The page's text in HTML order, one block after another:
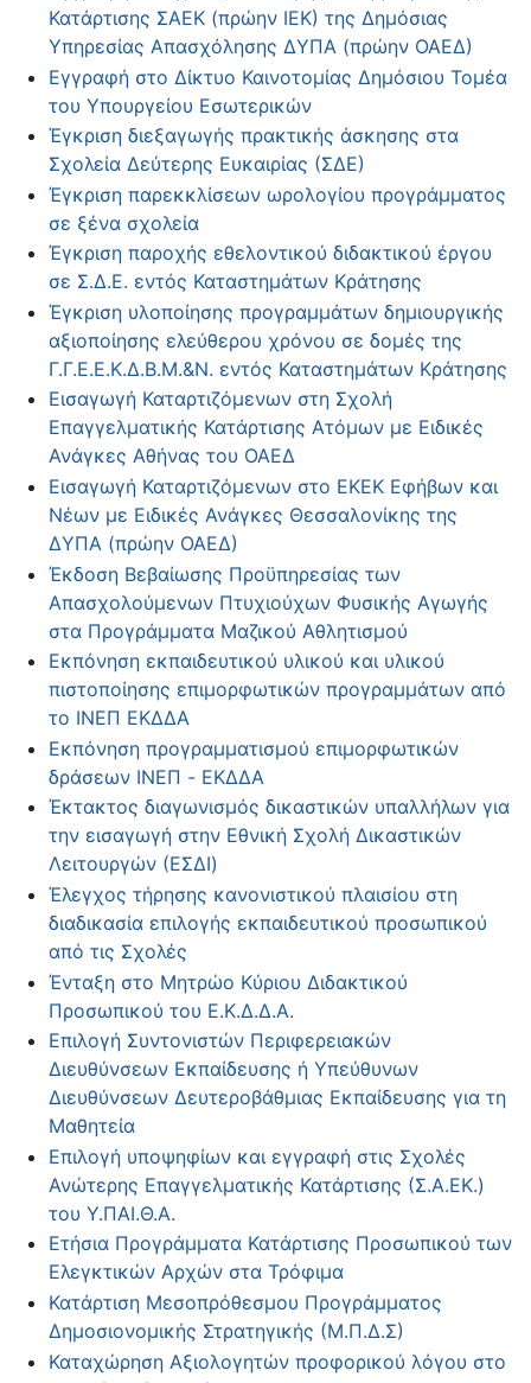
Κατάρτισης ΣΑΕΚ (πρώην ΙΕΚ) της Δημόσιας
Υπηρεσίας Απασχόλησης ΔΥΠΑ (πρώην ΟΑΕΔ)
Εγγραφή στο Δίκτυο Καινοτομίας Δημόσιου Τομέα
του Υπουργείου Εσωτερικών
Έγκριση διεξαγωγής πρακτικής άσκησης στα
Σχολεία Δεύτερης Ευκαιρίας (ΣΔΕ)
Έγκριση παρεκκλίσεων ωρολογίου προγράμματος
σε ξένα σχολεία
Έγκριση παροχής εθελοντικού διδακτικού έργου
σε Σ.Δ.Ε. εντός Καταστημάτων Κράτησης
Έγκριση υλοποίησης προγραμμάτων δημιουργικής
αξιοποίησης ελεύθερου χρόνου σε δομές της
Γ.Γ.Ε.Ε.Κ.Δ.Β.Μ.&Ν. εντός Καταστημάτων Κράτησης
Εισαγωγή Καταρτιζόμενων στη Σχολή
Επαγγελματικής Κατάρτισης Ατόμων με Ειδικές
Ανάγκες Αθήνας του ΟΑΕΔ
Εισαγωγή Καταρτιζόμενων στο ΕΚΕΚ Εφήβων και
Νέων με Ειδικές Ανάγκες Θεσσαλονίκης της
ΔΥΠΑ (πρώην ΟΑΕΔ)
Έκδοση Βεβαίωσης Προϋπηρεσίας των
Απασχολούμενων Πτυχιούχων Φυσικής Αγωγής
στα Προγράμματα Μαζικού Αθλητισμού
Εκπόνηση εκπαιδευτικού υλικού και υλικού
πιστοποίησης επιμορφωτικών προγραμμάτων από
το ΙΝΕΠ ΕΚΔΔΑ
Εκπόνηση προγραμματισμού επιμορφωτικών
δράσεων ΙΝΕΠ - ΕΚΔΔΑ
Έκτακτος διαγωνισμός δικαστικών υπαλλήλων για
την εισαγωγή στην Εθνική Σχολή Δικαστικών
Λειτουργών (ΕΣΔΙ)
Έλεγχος τήρησης κανονιστικού πλαισίου στη
διαδικασία επιλογής εκπαιδευτικού προσωπικού
από τις Σχολές
Ένταξη στο Μητρώο Κύριου Διδακτικού
Προσωπικού του Ε.Κ.Δ.Δ.Α.
Επιλογή Συντονιστών Περιφερειακών
Διευθύνσεων Εκπαίδευσης ή Υπεύθυνων
Διευθύνσεων Δευτεροβάθμιας Εκπαίδευσης για τη
Μαθητεία
Επιλογή υποψηφίων και εγγραφή στις Σχολές
Ανώτερης Επαγγελματικής Κατάρτισης (Σ.Α.ΕΚ.)
του Υ.ΠΑΙ.Θ.Α.
Ετήσια Προγράμματα Κατάρτισης Προσωπικού των
Ελεγκτικών Αρχών στα Τρόφιμα
Κατάρτιση Μεσοπρόθεσμου Προγράμματος
Δημοσιονομικής Στρατηγικής (Μ.Π.Δ.Σ)
Καταχώρηση Αξιολογητών προφορικού λόγου στο